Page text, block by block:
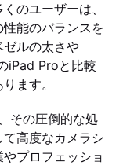
のユーザーは、
能のバランスを
ルの太さや
iPad Proと比較
ます。
その圧倒的な処
高度なカメラシ
プロフェッショ